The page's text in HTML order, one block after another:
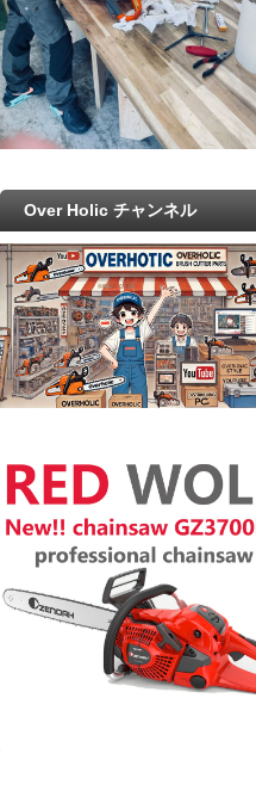
Over Holic チャンネル